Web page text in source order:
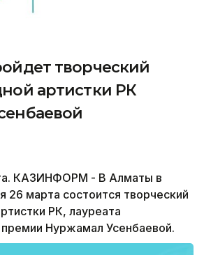
творческий
артистки РК
КАЗИНФОРМ - В Алматы в
26 марта состоится творческий
РК, лауреата
премии Нуржамал Усенбаевой.